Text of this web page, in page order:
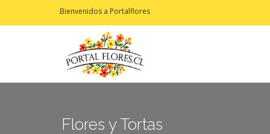
Bienvenidos a Portalflores
Flores y Tortas